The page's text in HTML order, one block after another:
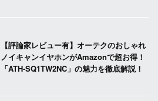
【評論家レビュー有】オーテクのおしゃれ
ノイキャンイヤホンがAmazonで超お得！
「ATH-SQ1TW2NC」の魅力を徹底解説！